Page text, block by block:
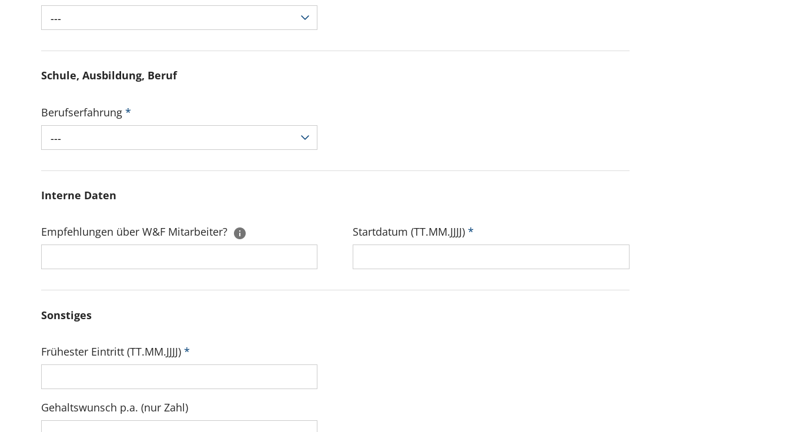
---
Schule, Ausbildung, Beruf
Berufserfahrung *
---
Interne Daten
Empfehlungen über W&F Mitarbeiter? Startdatum (TT.MM.JJJJ)*
Sonstiges
Frühester Eintritt (TT.MM.JJJJ) *
Gehaltswunsch p.a. (nur Zahl)